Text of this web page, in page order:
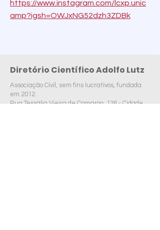
https://www.instagram.com/lcxp.unic
amp?igsh=OWJxNG52dzh3ZDBk
Diretório Científico Adolfo Lutz
Associação Civil, sem fins lucrativos, fundada
em 2012.
Rua Tessália Vieira de Camargo, 126 - Cidade